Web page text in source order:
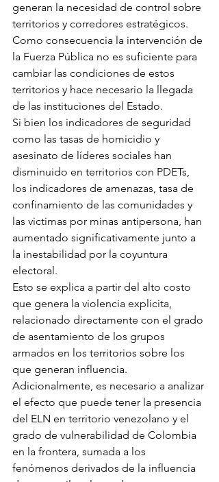
generan la necesidad de control sobre
territorios y corredores estratégicos.
Como consecuencia la intervención de
la Fuerza Pública no es suficiente para
cambiar las condiciones de estos
territorios y hace necesario la llegada
de las instituciones del Estado.
Si bien los indicadores de seguridad
como las tasas de homicidio y
asesinato de líderes sociales han
disminuido en territorios con PDETs,
los indicadores de amenazas, tasa de
confinamiento de las comunidades y
las victimas por minas antipersona, han
aumentado significativamente junto a
la inestabilidad por la coyuntura
electoral.
Esto se explica a partir del alto costo
que genera la violencia explicita,
relacionado directamente con el grado
de asentamiento de los grupos
armados en los territorios sobre los
que generan influencia.
Adicionalmente, es necesario a analizar
el efecto que puede tener la presencia
del ELN en territorio venezolano y el
grado de vulnerabilidad de Colombia
en la frontera, sumada a los
fenómenos derivados de la influencia